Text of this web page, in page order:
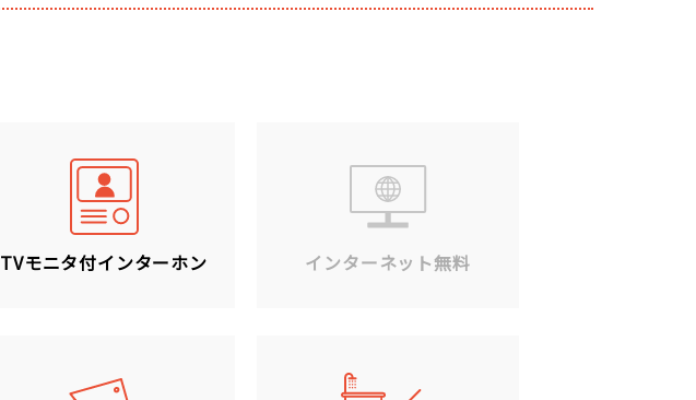
TVモニタ付インターホン インターネット無料